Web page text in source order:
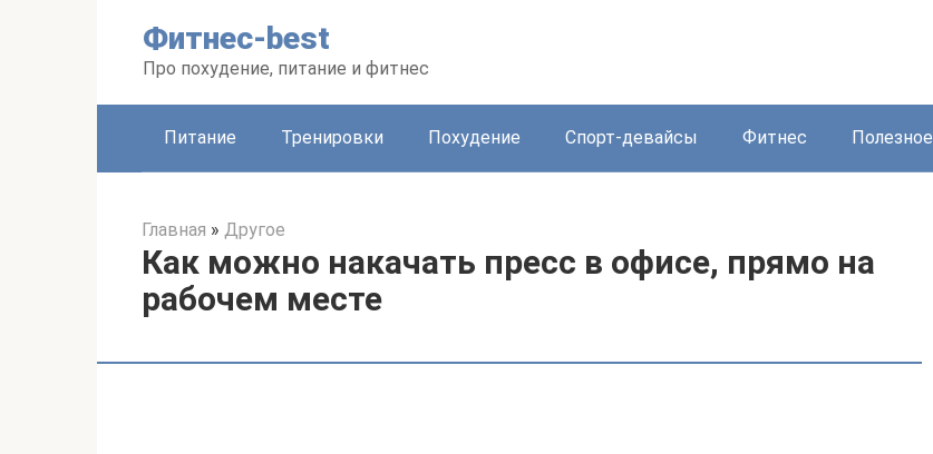
Фитнес-best
Про похудение, питание и фитнес
Питание Тренировки Похудение Спорт-девайсы Фитнес Полезное
Главная » Другое
Как можно накачать пресс в офисе, прямо на
рабочем месте